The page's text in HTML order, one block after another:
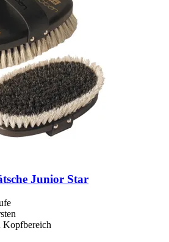
Junior Star
Kopfbereich